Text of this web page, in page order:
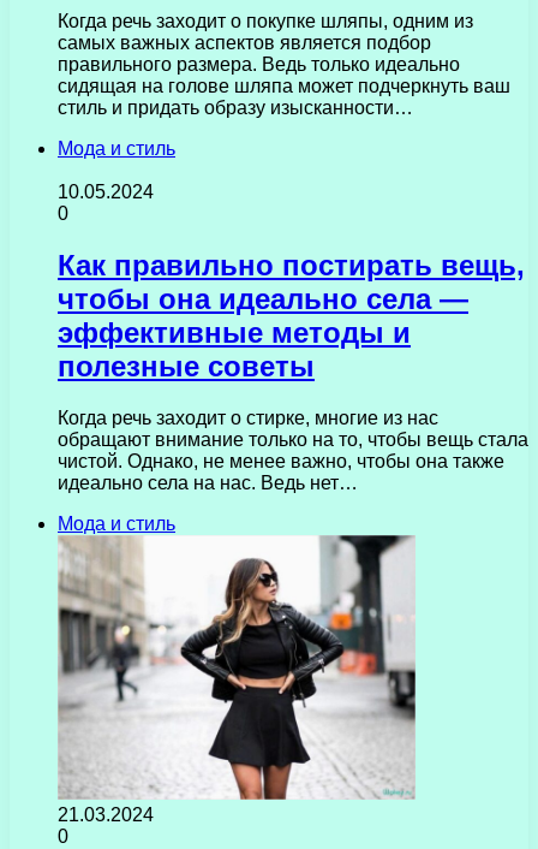
Когда речь заходит о покупке шляпы, одним из
самых важных аспектов является подбор
правильного размера. Ведь только идеально
сидящая на голове шляпа может подчеркнуть ваш
стиль и придать образу изысканности…
Мода и стиль
10.05.2024
0
Как правильно постирать вещь,
чтобы она идеально села —
эффективные методы и
полезные советы
Когда речь заходит о стирке, многие из нас
обращают внимание только на то, чтобы вещь стала
чистой. Однако, не менее важно, чтобы она также
идеально села на нас. Ведь нет…
Мода и стиль
21.03.2024
0